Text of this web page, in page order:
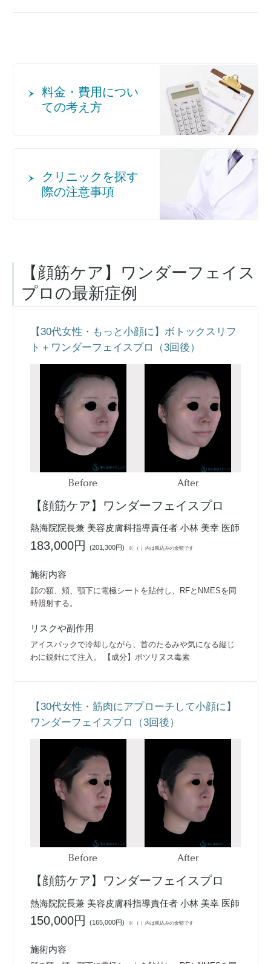
料金・費用につい
ての考え方
クリニックを探す
際の注意事項
【顔筋ケア】ワンダーフェイス
プロ の最新症例
【30代女性・もっと小顔に】ボトックスリフ
ト＋ワンダーフェイスプロ（3回後）
Before After
【顔筋ケア】ワンダーフェイスプロ
熱海院院長兼 美容皮膚科指導責任者 小林 美幸 医師
183,000円(201,300円) ※ （ ）内は税込みの金額です
施術内容
顔の額、頬、顎下に電極シートを貼付し、RFとNMESを同
時照射する。
リスクや副作用
アイスパックで冷却しながら、首のたるみや気になる縦じ
わに鋭針にて注入。 【成分】ボツリヌス毒素
【30代女性・筋肉にアプローチして小顔に】
ワンダーフェイスプロ（3回後）
Before After
【顔筋ケア】ワンダーフェイスプロ
熱海院院長兼 美容皮膚科指導責任者 小林 美幸 医師
150,000円(165,000円) ※ （ ）内は税込みの金額です
施術内容